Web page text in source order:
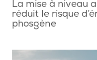
La mise à niveau
réduit le risque
phosgène